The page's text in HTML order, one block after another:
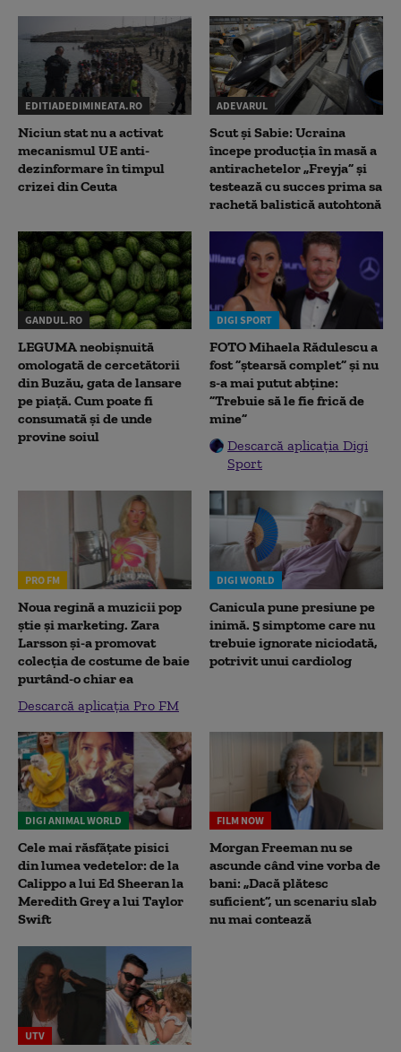
EDITIADEDIMINEATA.RO
Niciun stat nu a activat
mecanismul UE anti-
dezinformare în timpul
crizei din Ceuta
ADEVARUL
Scut și Sabie: Ucraina
începe producția în masă a
antirachetelor „Freyja” și
testează cu succes prima sa
rachetă balistică autohtonă
GANDUL.RO
LEGUMA neobișnuită
omologată de cercetătorii
din Buzău, gata de lansare
pe piață. Cum poate fi
consumată și de unde
provine soiul
DIGI SPORT
FOTO Mihaela Rădulescu a
fost ”ștearsă complet” și nu
s-a mai putut abține:
”Trebuie să le fie frică de
mine”
Descarcă aplicația Digi
Sport
PRO FM
Noua regină a muzicii pop
știe și marketing. Zara
Larsson și-a promovat
colecția de costume de baie
purtând-o chiar ea
Descarcă aplicația Pro FM
DIGI WORLD
Canicula pune presiune pe
inimă. 5 simptome care nu
trebuie ignorate niciodată,
potrivit unui cardiolog
DIGI ANIMAL WORLD
Cele mai răsfățate pisici
din lumea vedetelor: de la
Calippo a lui Ed Sheeran la
Meredith Grey a lui Taylor
Swift
FILM NOW
Morgan Freeman nu se
ascunde când vine vorba de
bani: „Dacă plătesc
suficient”, un scenariu slab
nu mai contează
UTV